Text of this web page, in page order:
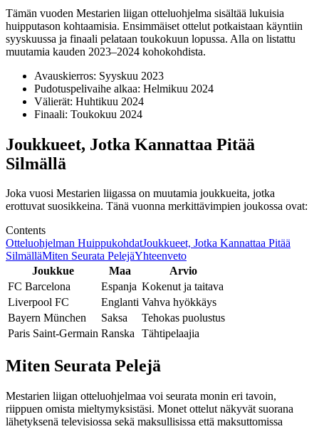
Tämän vuoden Mestarien liigan otteluohjelma sisältää lukuisia
huipputason kohtaamisia. Ensimmäiset ottelut potkaistaan käyntiin
syyskuussa ja finaali pelataan toukokuun lopussa. Alla on listattu
muutamia kauden 2023–2024 kohokohdista.
Avauskierros: Syyskuu 2023
Pudotuspelivaihe alkaa: Helmikuu 2024
Välierät: Huhtikuu 2024
Finaali: Toukokuu 2024
Joukkueet, Jotka Kannattaa Pitää
Silmällä
Joka vuosi Mestarien liigassa on muutamia joukkueita, jotka
erottuvat suosikkeina. Tänä vuonna merkittävimpien joukossa ovat:
Contents
Otteluohjelman HuippukohdatJoukkueet, Jotka Kannattaa Pitää
SilmälläMiten Seurata PelejäYhteenveto
Joukkue
Maa
Arvio
FC Barcelona
Espanja Kokenut ja taitava
Liverpool FC
Englanti Vahva hyökkäys
Bayern München
Saksa
Tehokas puolustus
Paris Saint-Germain Ranska Tähtipelaajia
Miten Seurata Pelejä
Mestarien liigan otteluohjelmaa voi seurata monin eri tavoin,
riippuen omista mieltymyksistäsi. Monet ottelut näkyvät suorana
lähetyksenä televisiossa sekä maksullisissa että maksuttomissa